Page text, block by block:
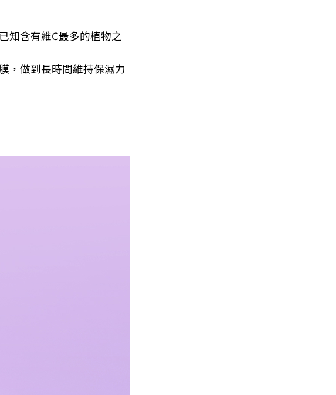
知含有維C最多的植物之
，做到長時間維持保濕力